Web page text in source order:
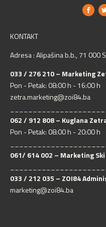
KONTAKT
Adresa : Alipašina b.b., 71 000
033 / 276 210 – Marketing
Pon - Petak: 08:00 h - 16:00 h
zetra.marketing@zoi84.ba
062 / 912 808 – Kuglana
Pon - Petak: 08:00 h - 20:00 h
061/ 614 002 – Marketing
033 / 212 035 – ZOI84
marketing@zoi84.ba